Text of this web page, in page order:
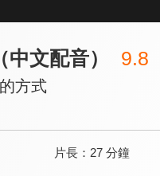
文配音） 9.8
方式
片長： 27 分鐘